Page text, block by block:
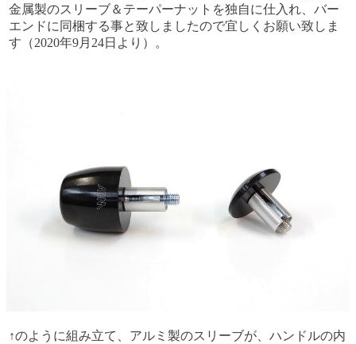
金属製のスリーブ＆テーパーナットを独自に仕入れ、バー
エンドに同梱する事と致しましたので宜しくお願い致しま
す（2020年9月24日より）。
↑のように組み立て、アルミ製のスリーブが、ハンドルの内